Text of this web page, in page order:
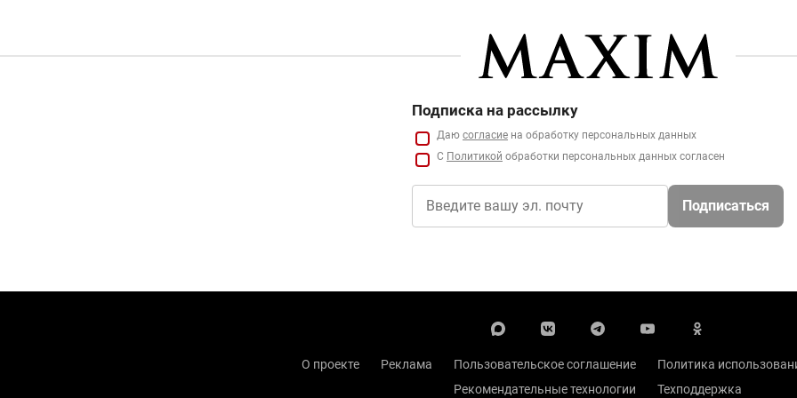
Подписка на рассылку
Даю согласие на обработку персональных данных
С Политикой обработки персональных данных согласен
Подписаться
О проекте Реклама Пользовательское соглашение
Политика
Рекомендательные технологии
Техподдержка